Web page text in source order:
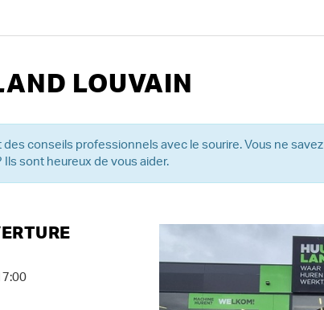
LOUVAIN
conseils professionnels avec le sourire. Vous ne savez
sont heureux de vous aider.